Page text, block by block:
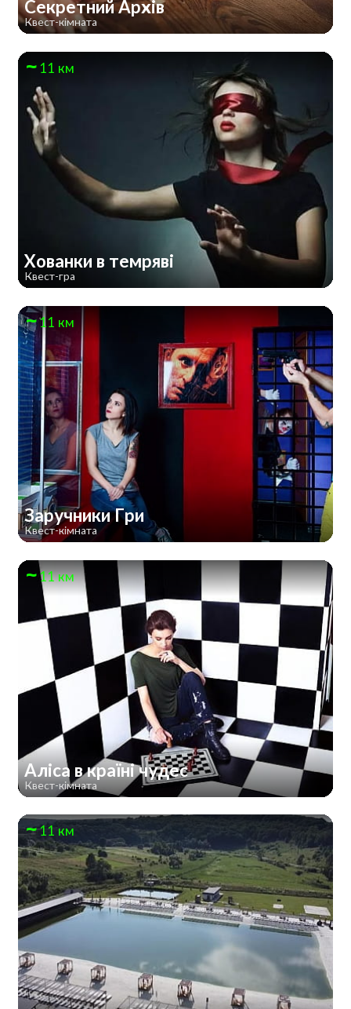
Секретний Архів
Квест-кімната
11 км
Хованки в темряві
Квест-гра
11 км
Заручники Гри
Квест-кімната
11 км
Аліса в країні чудес
Квест-кімната
11 км